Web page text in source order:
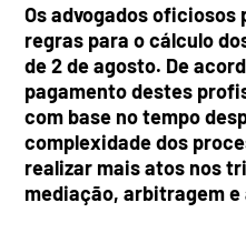
Os advogados oficiosos
regras para o cálculo
de 2 de agosto. De
pagamento destes
com base no tempo
complexidade dos
realizar mais atos nos
mediação, arbitragem